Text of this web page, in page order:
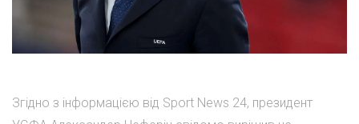
Згідно з інформацією від Sport News 24, президент